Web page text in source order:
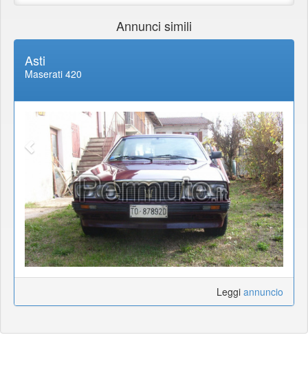
Annunci simili
Asti
Maserati 420
Leggi annuncio